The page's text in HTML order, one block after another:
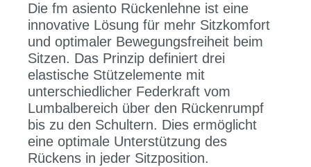
Die fm asiento Rückenlehne ist eine
innovative Lösung für mehr Sitzkomfort
und optimaler Bewegungsfreiheit beim
Sitzen. Das Prinzip definiert drei
elastische Stützelemente mit
unterschiedlicher Federkraft vom
Lumbalbereich über den Rückenrumpf
bis zu den Schultern. Dies ermöglicht
eine optimale Unterstützung des
Rückens in jeder Sitzposition.